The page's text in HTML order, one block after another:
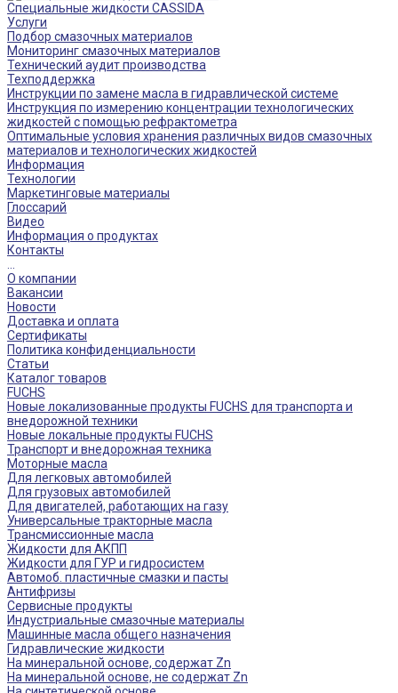
Специальные жидкости CASSIDA
Услуги
Подбор смазочных материалов
Мониторинг смазочных материалов
Технический аудит производства
Техподдержка
Инструкции по замене масла в гидравлической системе
Инструкция по измерению концентрации технологических
жидкостей с помощью рефрактометра
Оптимальные условия хранения различных видов смазочных
материалов и технологических жидкостей
Информация
Технологии
Маркетинговые материалы
Глоссарий
Видео
Информация о продуктах
Контакты
О компании
Вакансии
Новости
Доставка и оплата
Сертификаты
Политика конфиденциальности
Статьи
Каталог товаров
FUCHS
Новые локализованные продукты FUCHS для транспорта и
внедорожной техники
Новые локальные продукты FUCHS
Транспорт и внедорожная техника
Моторные масла
Для легковых автомобилей
Для грузовых автомобилей
Для двигателей, работающих на газу
Универсальные тракторные масла
Трансмиссионные масла
Жидкости для АКПП
Жидкости для ГУР и гидросистем
Автомоб. пластичные смазки и пасты
Антифризы
Сервисные продукты
Индустриальные смазочные материалы
Машинные масла общего назначения
Гидравлические жидкости
На минеральной основе, содержат Zn
На минеральной основе, не содержат Zn